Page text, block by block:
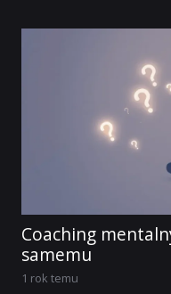
Coaching
samemu
1 rok temu